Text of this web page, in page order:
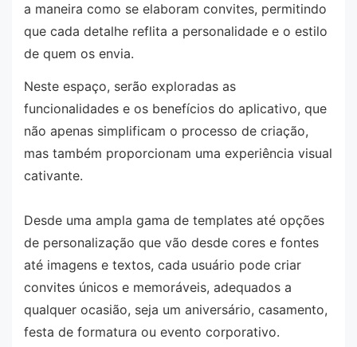
a maneira como se elaboram convites, permitindo
que cada detalhe reflita a personalidade e o estilo
de quem os envia.
Neste espaço, serão exploradas as
funcionalidades e os benefícios do aplicativo, que
não apenas simplificam o processo de criação,
mas também proporcionam uma experiência visual
cativante.
Desde uma ampla gama de templates até opções
de personalização que vão desde cores e fontes
até imagens e textos, cada usuário pode criar
convites únicos e memoráveis, adequados a
qualquer ocasião, seja um aniversário, casamento,
festa de formatura ou evento corporativo.